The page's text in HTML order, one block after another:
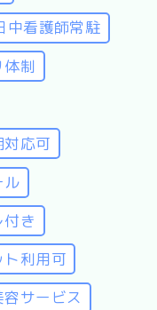
中看護師常駐
体制
応可
ル
き
ト利用可
容サービス